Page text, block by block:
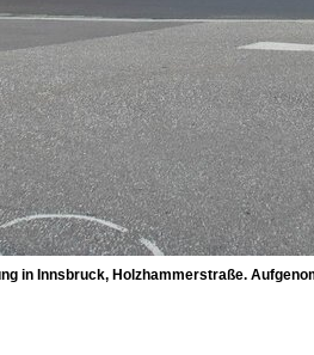
in Innsbruck, Holzhammerstraße.